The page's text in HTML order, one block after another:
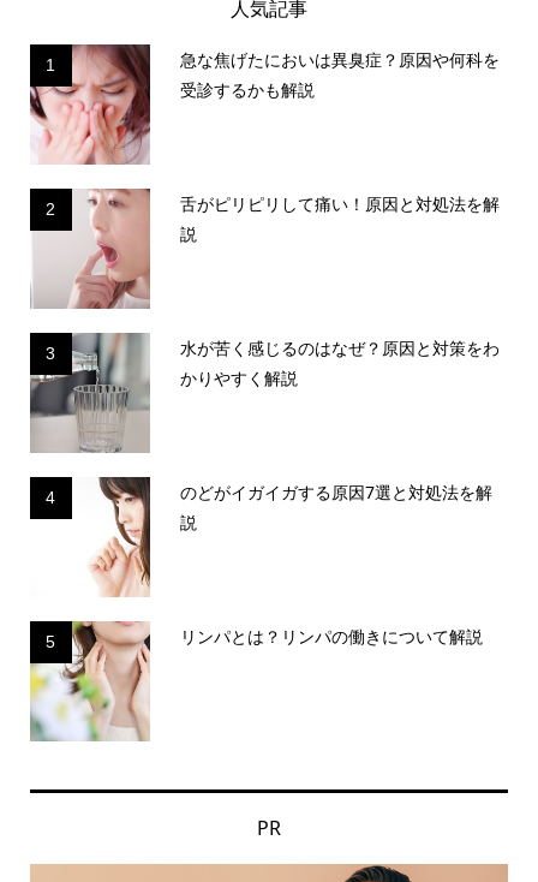
人気記事
1
急な焦げたにおいは異臭症？原因や何科を
受診するかも解説
2
舌がピリピリして痛い！原因と対処法を解
説
3
水が苦く感じるのはなぜ？原因と対策をわ
かりやすく解説
4
のどがイガイガする原因7選と対処法を解
説
5 リンパとは？リンパの働きについて解説
PR